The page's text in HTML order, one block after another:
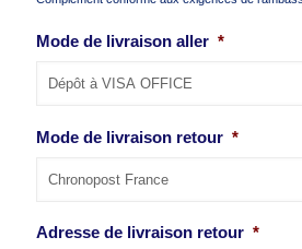
Mode de livraison aller *
Mode de livraison retour *
Adresse de livraison retour *